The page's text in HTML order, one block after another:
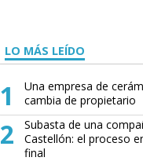
LO MÁS LEÍDO
1
Una empresa de
cambia de propietario
2
Subasta de una
Castellón: el proceso
final